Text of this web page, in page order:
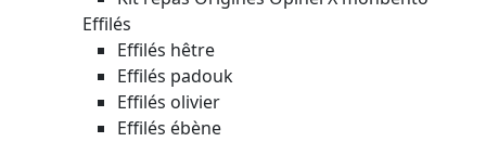
Effilés
Effilés hêtre
Effilés padouk
Effilés olivier
Effilés ébène